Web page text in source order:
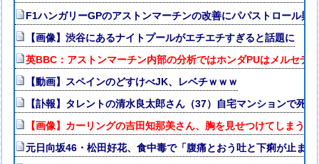
F1ハンガリーGPのアストンマーチンの改善にパパストロール興
【画像】渋谷にあるナイトプールがエチエチすぎると話題に
英BBC：アストンマーチン内部の分析ではホンダPUはメルセデ
【動画】スペインのどすけべJK、レベチｗｗｗ
【訃報】タレントの清水良太郎さん（37）自宅マンションで死
【画像】カーリングの吉田知那美さん、胸を見せつけてしまう
元日向坂46・松田好花、食中毒で「腹痛とおう吐と下痢が止ま